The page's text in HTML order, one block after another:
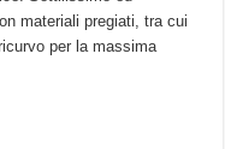
materiali pregiati, tra cui
per la massima